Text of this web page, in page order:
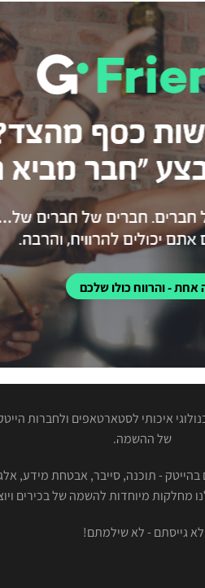
אחת - והרווח כולו שלכם
איכותי לסטארטאפים ולחברות
של ההשמה.
לא גייסתם - לא שילמתם!